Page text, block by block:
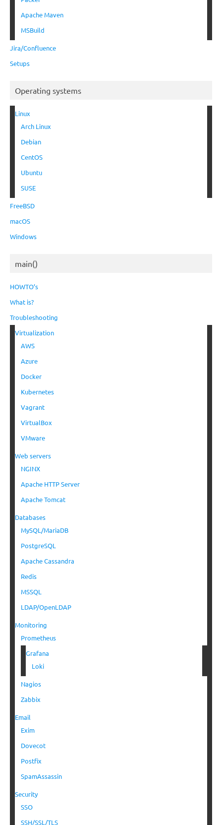
Apache Maven
MSBuild
Jira/Confluence
Setups
Operating systems
Linux
Arch Linux
Debian
CentOS
Ubuntu
SUSE
FreeBSD
macOS
Windows
main()
HOWTO’s
What is?
Troubleshooting
Virtualization
AWS
Azure
Docker
Kubernetes
Vagrant
VirtualBox
VMware
Web servers
NGINX
Apache HTTP Server
Apache Tomcat
Databases
MySQL/MariaDB
PostgreSQL
Apache Cassandra
Redis
MSSQL
LDAP/OpenLDAP
Monitoring
Prometheus
Grafana
Loki
Nagios
Zabbix
Email
Exim
Dovecot
Postfix
SpamAssassin
Security
SSO
SSH/SSL/TLS